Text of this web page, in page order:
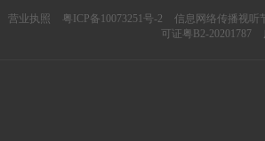
营业执照 粤ICP备10073251号-2 信息网络传播视听
可证粤B2-20201787